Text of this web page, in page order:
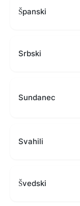
Španski
Srbski
Sundanec
Svahili
Švedski